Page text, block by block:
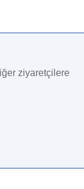
ziyaretçilere